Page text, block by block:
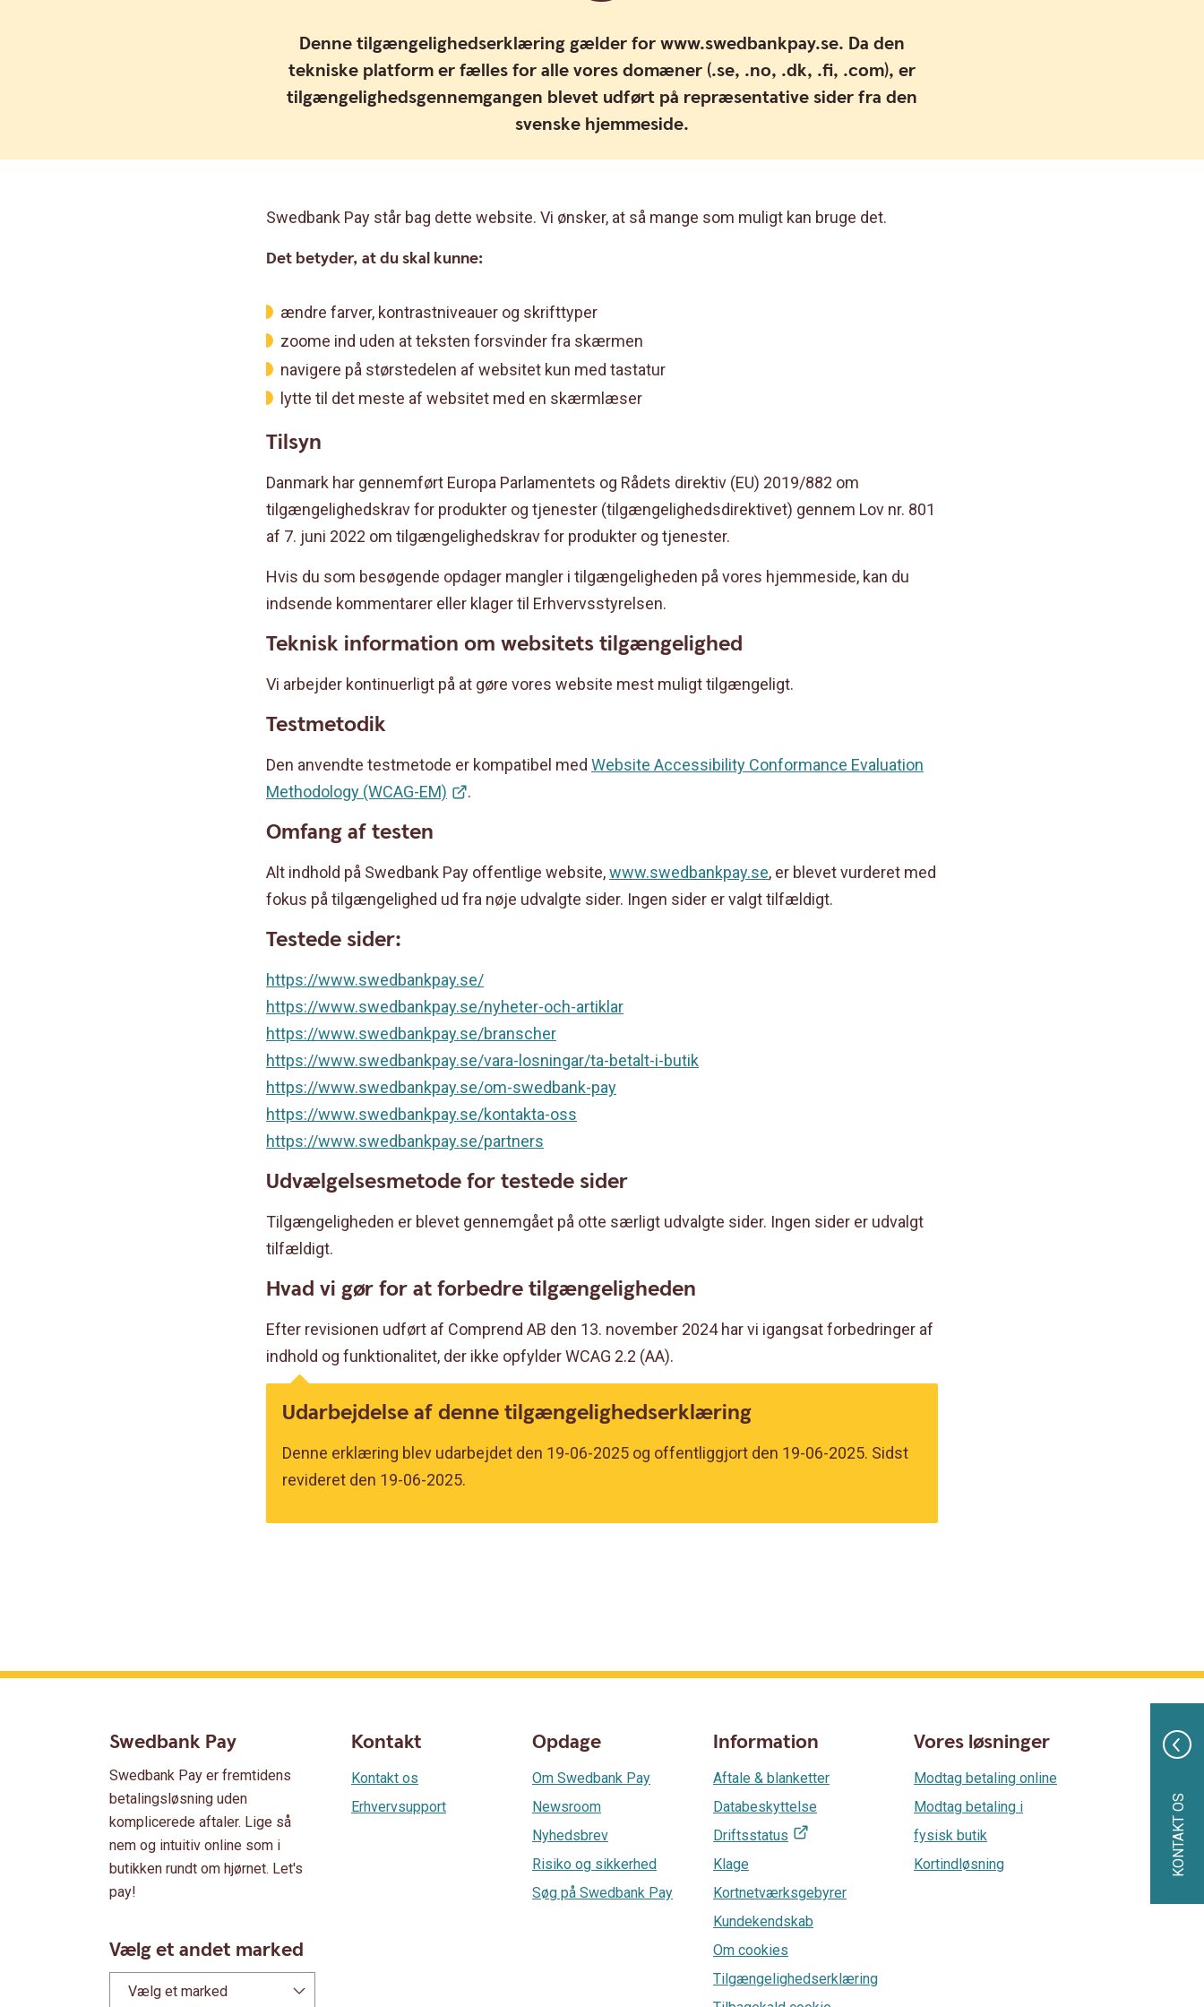
Denne tilgængelighedserklæring gælder for www.swedbankpay.se. Da den
tekniske platform er fælles for alle vores domæner (.se, .no, .dk, .fi, .com), er
tilgængelighedsgennemgangen blevet udført på repræsentative sider fra den
svenske hjemmeside.
Swedbank Pay står bag dette website. Vi ønsker, at så mange som muligt kan bruge det.
Det betyder, at du skal kunne:
ændre farver, kontrastniveauer og skrifttyper
zoome ind uden at teksten forsvinder fra skærmen
navigere på størstedelen af websitet kun med tastatur
lytte til det meste af websitet med en skærmlæser
Tilsyn
Danmark har gennemført Europa Parlamentets og Rådets direktiv (EU) 2019/882 om
tilgængelighedskrav for produkter og tjenester (tilgængelighedsdirektivet) gennem Lov nr. 801
af 7. juni 2022 om tilgængelighedskrav for produkter og tjenester.
Hvis du som besøgende opdager mangler i tilgængeligheden på vores hjemmeside, kan du
indsende kommentarer eller klager til Erhvervsstyrelsen.
Teknisk information om websitets tilgængelighed
Vi arbejder kontinuerligt på at gøre vores website mest muligt tilgængeligt.
Testmetodik
Den anvendte testmetode er kompatibel med Website Accessibility Conformance Evaluation
Methodology (WCAG-EM)
.
Omfang af testen
Alt indhold på Swedbank Pay offentlige website,www.swedbankpay.se, er blevet vurderet med
fokus på tilgængelighed ud fra nøje udvalgte sider. Ingen sider er valgt tilfældigt.
Testede sider:
https://www.swedbankpay.se/
https://www.swedbankpay.se/nyheter-och-artiklar
https://www.swedbankpay.se/branscher
https://www.swedbankpay.se/vara-losningar/ta-betalt-i-butik
https://www.swedbankpay.se/om-swedbank-pay
https://www.swedbankpay.se/kontakta-oss
https://www.swedbankpay.se/partners
Udvælgelsesmetode for testede sider
Tilgængeligheden er blevet gennemgået på otte særligt udvalgte sider. Ingen sider er udvalgt
tilfældigt.
Hvad vi gør for at forbedre tilgængeligheden
Efter revisionen udført af Comprend AB den 13. november 2024 har vi igangsat forbedringer af
indhold og funktionalitet, der ikke opfylder WCAG 2.2 (AA).
Udarbejdelse af denne tilgængelighedserklæring
Denne erklæring blev udarbejdet den 19-06-2025 og offentliggjort den 19-06-2025. Sidst
revideret den 19-06-2025.
KONTAKT OS
Swedbank Pay
Swedbank Pay er fremtidens
betalingsløsning uden
komplicerede aftaler. Lige så
nem og intuitiv online som i
butikken rundt om hjørnet. Let's
pay!
Vælg et andet marked
Vælg et marked
Kontakt
Kontakt os
Erhvervsupport
Opdage
Om Swedbank Pay
Newsroom
Nyhedsbrev
Risiko og sikkerhed
Søg på Swedbank Pay
Information
Aftale & blanketter
Databeskyttelse
Driftsstatus
Klage
Kortnetværksgebyrer
Kundekendskab
Om cookies
Tilgængelighedserklæring
Vores løsninger
Modtag betaling online
Modtag betaling i
fysisk butik
Kortindløsning